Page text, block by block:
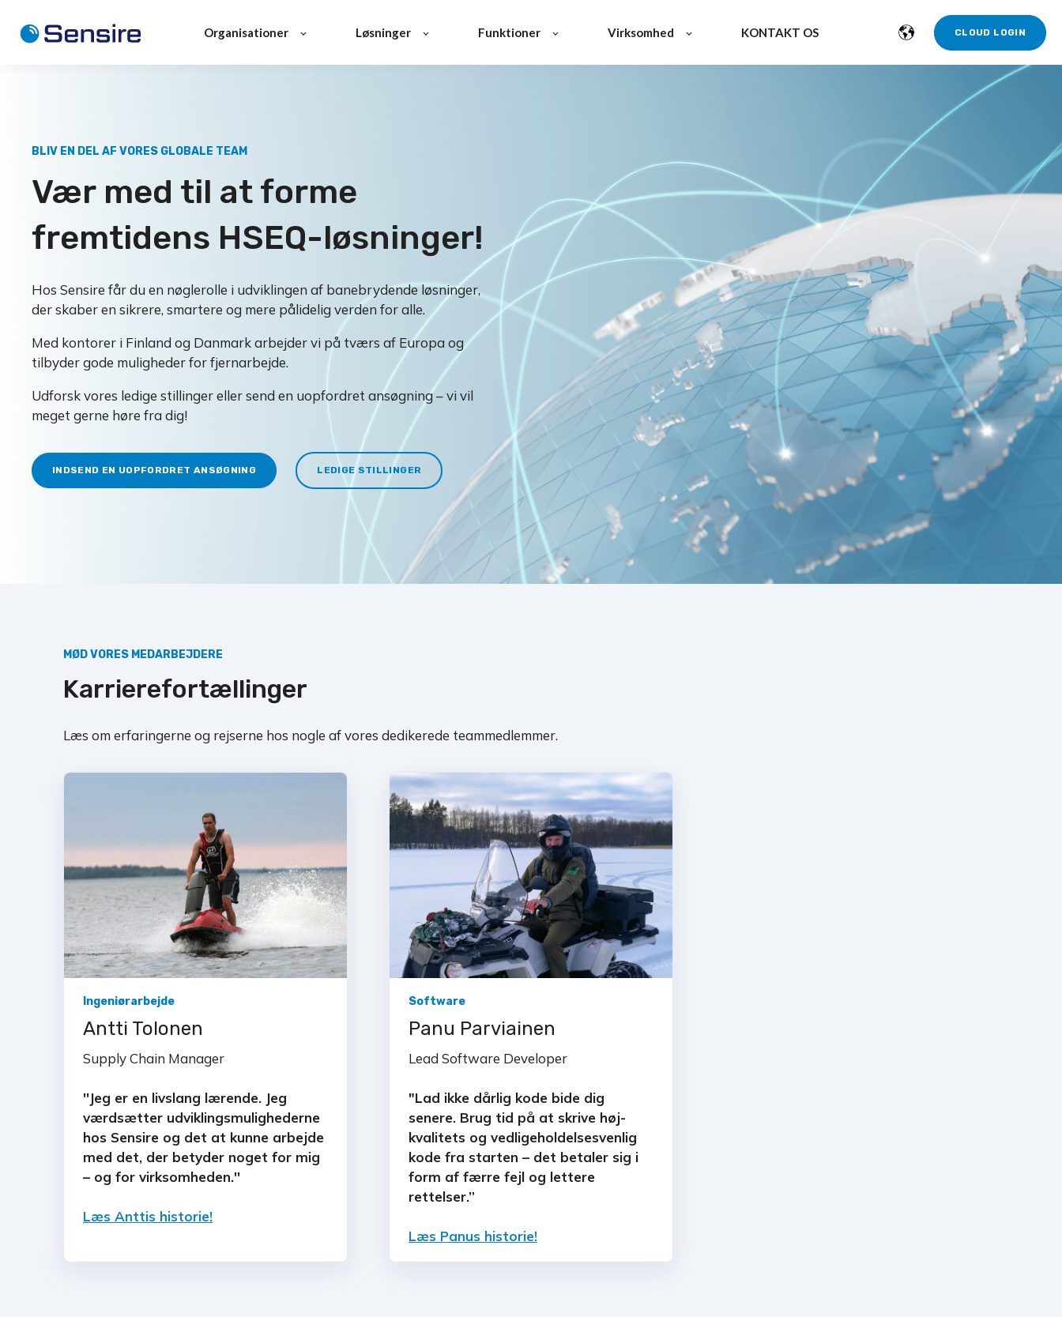
Organisationer Løsninger Funktioner Virksomhed KONTAKT OS CLOUD LOGIN
BLIV EN DEL AF VORES GLOBALE TEAM
Vær med til at forme
fremtidens HSEQ-løsninger!
Hos Sensire får du en nøglerolle i udviklingen af banebrydende løsninger,
der skaber en sikrere, smartere og mere pålidelig verden for alle.
Med kontorer i Finland og Danmark arbejder vi på tværs af Europa og
tilbyder gode muligheder for fjernarbejde.
Udforsk vores ledige stillinger eller send en uopfordret ansøgning – vi vil
meget gerne høre fra dig!
INDSEND EN UOPFORDRET ANSØGNING LEDIGE STILLINGER
MØD VORES MEDARBEJDERE
Karrierefortællinger
Læs om erfaringerne og rejserne hos nogle af vores dedikerede teammedlemmer.
Ingeniørarbejde
Antti Tolonen
Supply Chain Manager
''Jeg er en livslang lærende. Jeg
værdsætter udviklingsmulighederne
hos Sensire og det at kunne arbejde
med det, der betyder noget for mig
– og for virksomheden.''
Læs Anttis historie!
Software
Panu Parviainen
Lead Software Developer
"Lad ikke dårlig kode bide dig
senere. Brug tid på at skrive høj-
kvalitets og vedligeholdelsesvenlig
kode fra starten – det betaler sig i
form af færre fejl og lettere
rettelser.”
Læs Panus historie!